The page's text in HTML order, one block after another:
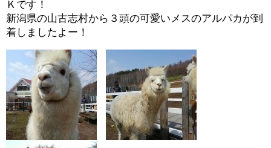
Ｋです！
新潟県の山古志村から３頭の可愛いメスのアルパカが到
着しましたよー！